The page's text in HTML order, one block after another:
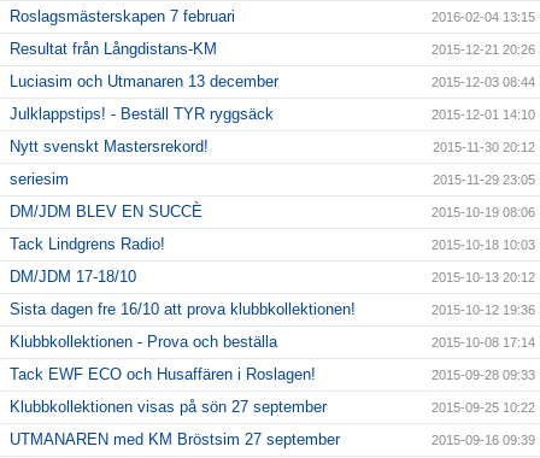
Roslagsmästerskapen 7 februari 2016-02-04 13:15
Resultat från Långdistans-KM 2015-12-21 20:26
Luciasim och Utmanaren 13 december 2015-12-03 08:44
Julklappstips! - Beställ TYR ryggsäck 2015-12-01 14:10
Nytt svenskt Mastersrekord! 2015-11-30 20:12
seriesim 2015-11-29 23:05
DM/JDM BLEV EN SUCCÈ 2015-10-19 08:06
Tack Lindgrens Radio! 2015-10-18 10:03
DM/JDM 17-18/10 2015-10-13 20:12
Sista dagen fre 16/10 att prova klubbkollektionen! 2015-10-12 19:36
Klubbkollektionen - Prova och beställa 2015-10-08 17:14
Tack EWF ECO och Husaffären i Roslagen! 2015-09-28 09:33
Klubbkollektionen visas på sön 27 september 2015-09-25 10:22
UTMANAREN med KM Bröstsim 27 september 2015-09-16 09:39